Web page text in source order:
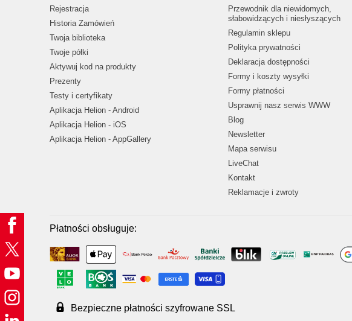
Rejestracja
Historia Zamówień
Twoja biblioteka
Twoje półki
Aktywuj kod na produkty
Prezenty
Testy i certyfikaty
Aplikacja Helion - Android
Aplikacja Helion - iOS
Aplikacja Helion - AppGallery
Przewodnik dla niewidomych,
słabowidzących i niesłyszących
Regulamin sklepu
Polityka prywatności
Deklaracja dostępności
Formy i koszty wysyłki
Formy płatności
Usprawnij nasz serwis WWW
Blog
Newsletter
Mapa serwisu
LiveChat
Kontakt
Reklamacje i zwroty
Płatności obsługuje:
Bezpieczne płatności szyfrowane SSL